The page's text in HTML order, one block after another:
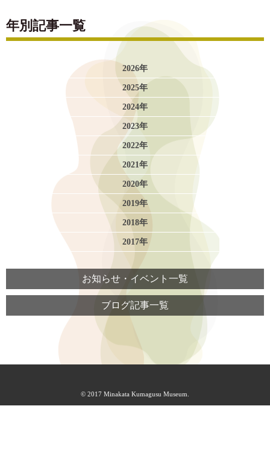
年別記事一覧
2026年
2025年
2024年
2023年
2022年
2021年
2020年
2019年
2018年
2017年
お知らせ・イベント一覧
ブログ記事一覧
© 2017 Minakata Kumagusu Museum.